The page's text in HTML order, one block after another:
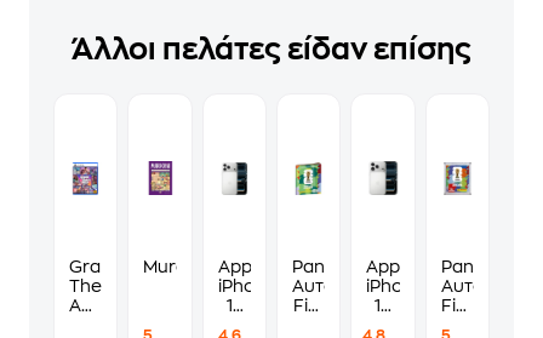
Άλλοι πελάτες είδαν επίσης
Grand
Theft
Auto
MurdokuApple
iPhone
17
Panini
Αυτοκόλλητα
Fifa
Apple
iPhone
17
Panini
Fifa